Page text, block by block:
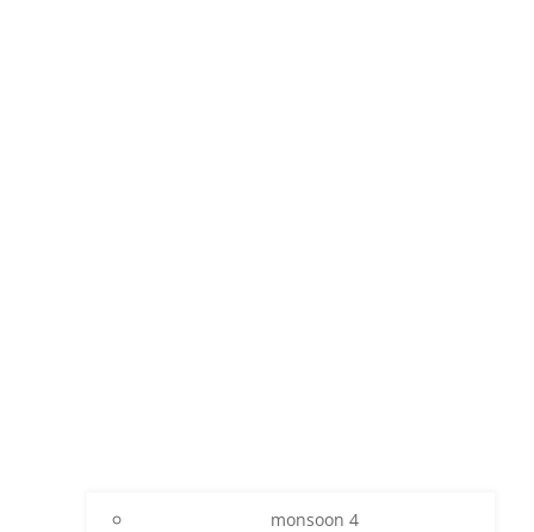
monsoon 4